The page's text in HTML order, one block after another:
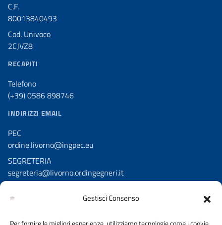
Gestisci Consenso
C.F.
80013840493
Cod. Univoco
2CJVZ8
RECAPITI
Telefono
(+39) 0586 898746
INDIRIZZI EMAIL
PEC
ordine.livorno@ingpec.eu
SEGRETERIA
segreteria@livorno.ordingegneri.it